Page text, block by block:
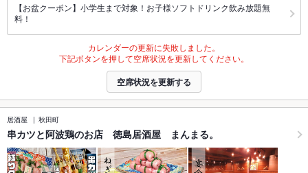
【お盆クーポン】小学生まで対象！お子様ソフトドリンク飲み放題無
料！
カレンダーの更新に失敗しました。
下記ボタンを押して空席状況を更新してください。
空席状況を更新する
居酒屋 秋田町
串カツと阿波鶏のお店 徳島居酒屋 まんまる。